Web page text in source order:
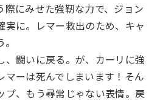
際にみせた強靭な力で、ジョン
実に。レマー救出のため、キャ
、闘いに戻る。が、カーリに強
マーは死んでしまいます！そん
プ、もう尋常じゃない表情。戻